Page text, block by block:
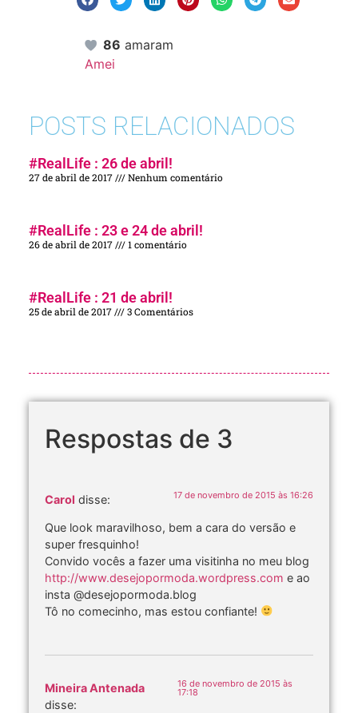
86 amaram
Amei
POSTS RELACIONADOS
#RealLife : 26 de abril!
27 de abril de 2017 Nenhum comentário
#RealLife : 23 e 24 de abril!
26 de abril de 2017 1 comentário
#RealLife : 21 de abril!
25 de abril de 2017 3 Comentários
Respostas de 3
Carol disse: 17 de novembro de 2015 às 16:26
Que look maravilhoso, bem a cara do versão e
super fresquinho!
Convido vocês a fazer uma visitinha no meu blog
http://www.desejopormoda.wordpress.com e ao
insta @desejopormoda.blog
Tô no comecinho, mas estou confiante!
Mineira Antenada
disse:
16 de novembro de 2015 às
17:18